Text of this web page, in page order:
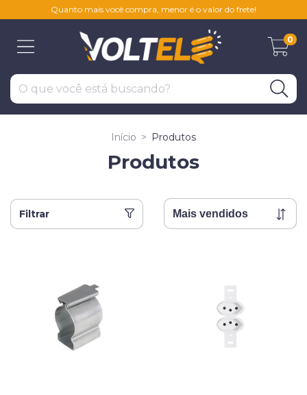
Quanto mais você compra, menor é o valor do frete!
0
Início > Produtos
Produtos
Filtrar